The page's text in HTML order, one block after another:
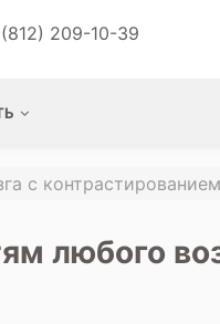
209-10-39
с
любого